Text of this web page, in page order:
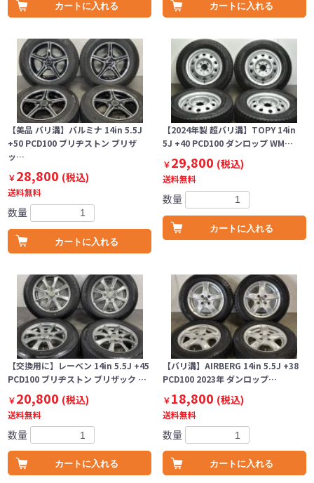
カートに入れる カートに入れる
【美品 バリ溝】バルミナ 14in 5.5J
+50 PCD100 ブリヂストン ブリザ
ッ…
￥28,800 (税込)
送料無料
数量
カートに入れる
【2024年製 超バリ溝】TOPY 14in
5J +40 PCD100 ダンロップ WM…
￥29,800 (税込)
送料無料
数量
カートに入れる
【交換用に】レーベン 14in 5.5J +45
PCD100 ブリヂストン ブリザック …
￥20,800 (税込)
送料無料
数量
カートに入れる
【バリ溝】AIRBERG 14in 5.5J +38
PCD100 2023年 ダンロップ…
￥18,800 (税込)
送料無料
数量
カートに入れる